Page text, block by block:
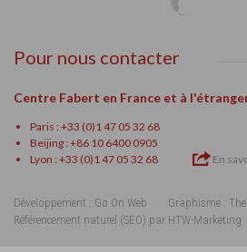
Pour nous contacter
Centre Fabert en France et à
Paris : +33 (0)1 47 05 32 68
Beijing : +86 10 6400 0905
Lyon : +33 (0)1 47 05 32 68
En
Développement : Go On Web Graphisme :
Référencement naturel (SEO) par HTW-Marketing